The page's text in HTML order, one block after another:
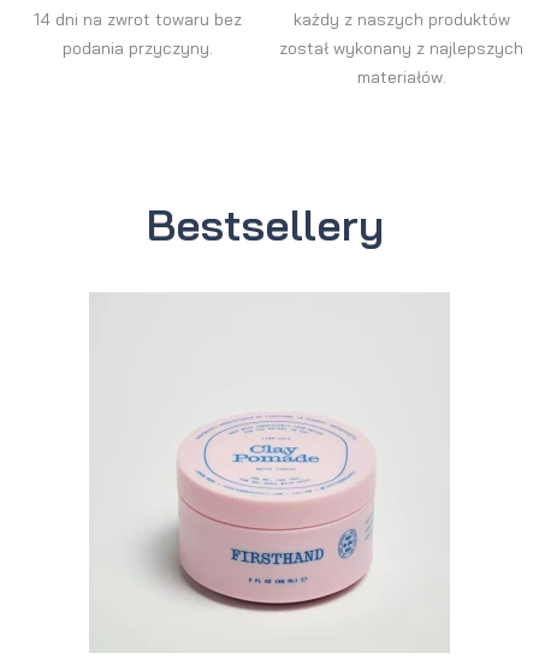
14 dni na zwrot towaru bez
podania przyczyny.
każdy z naszych produktów
został wykonany z najlepszych
materiałów.
Bestsellery